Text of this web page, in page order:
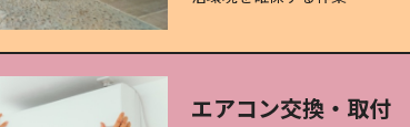
エアコン交換・取付